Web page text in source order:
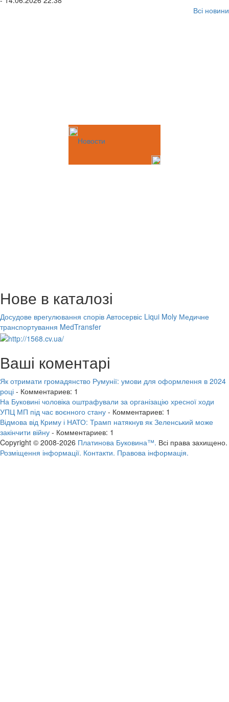
Всі новини
Новости
Нове в каталозі
Досудове врегулювання спорів Автосервіс Liqui Moly Медичне
транспортування MedTransfer
Ваші коментарі
Як отримати громадянство Румунії: умови для оформлення в 2024
році - Комментариев: 1
На Буковині чоловіка оштрафували за організацію хресної ходи
УПЦ МП під час воєнного стану - Комментариев: 1
Відмова від Криму і НАТО: Трамп натякнув як Зеленський може
закінчити війну - Комментариев: 1
Copyright © 2008-2026 Платинова Буковина™. Всі права захищено.
Розміщення інформації. Контакти. Правова інформація.